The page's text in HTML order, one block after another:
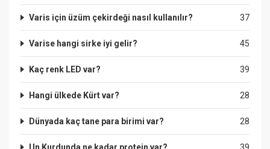
37
Varis için üzüm çekirdeği nasıl kullanılır?
45
Varise hangi sirke iyi gelir?
39
Kaç renk LED var?
28
Hangi ülkede Kürt var?
28
Dünyada kaç tane para birimi var?